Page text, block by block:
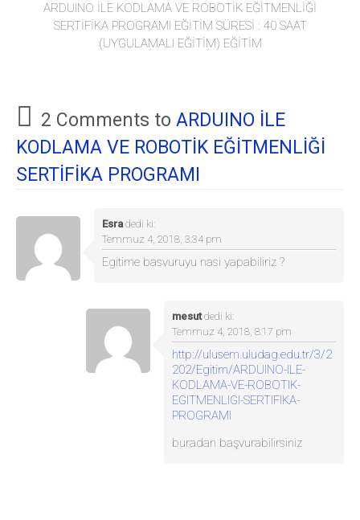
ARDUINO İLE KODLAMA VE ROBOTİK EĞİTMENLİĞİ
SERTİFİKA PROGRAMI EĞİTİM SÜRESİ : 40 SAAT
(UYGULAMALI EĞİTİM) EĞİTİM
2 Comments to ARDUINO İLE
KODLAMA VE ROBOTİK EĞİTMENLİĞİ
SERTİFİKA PROGRAMI
Esra dedi ki:
Temmuz 4, 2018, 3:34 pm
Egitime basvuruyu nasi yapabiliriz ?
mesut dedi ki:
Temmuz 4, 2018, 8:17 pm
http://ulusem.uludag.edu.tr/3/2
202/Egitim/ARDUINO-ILE-
KODLAMA-VE-ROBOTIK-
EGITMENLIGI-SERTIFIKA-
PROGRAMI
buradan başvurabilirsiniz